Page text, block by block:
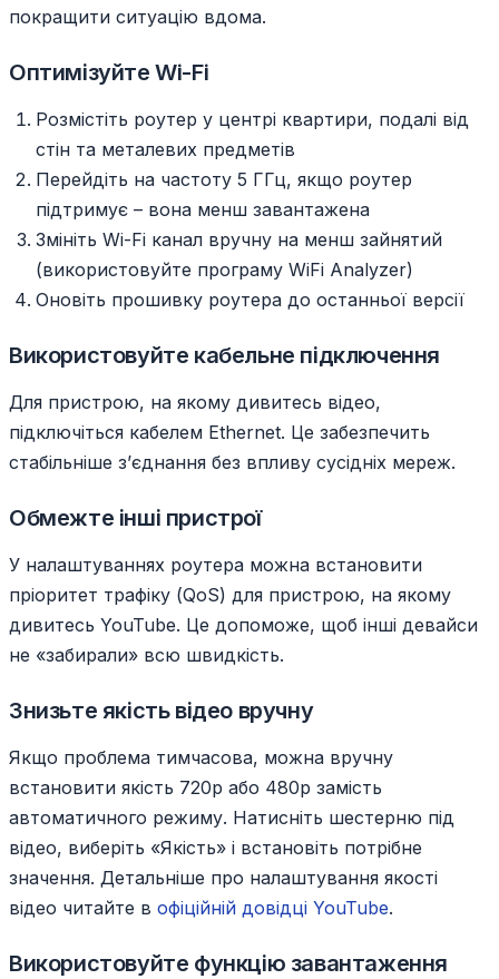
покращити ситуацію вдома.
Оптимізуйте Wi-Fi
Розмістіть роутер у центрі квартири, подалі від
стін та металевих предметів
Перейдіть на частоту 5 ГГц, якщо роутер
підтримує – вона менш завантажена
Змініть Wi-Fi канал вручну на менш зайнятий
(використовуйте програму WiFi Analyzer)
Оновіть прошивку роутера до останньої версії
Використовуйте кабельне підключення
Для пристрою, на якому дивитесь відео,
підключіться кабелем Ethernet. Це забезпечить
стабільніше зʼєднання без впливу сусідніх мереж.
Обмежте інші пристрої
У налаштуваннях роутера можна встановити
пріоритет трафіку (QoS) для пристрою, на якому
дивитесь YouTube. Це допоможе, щоб інші девайси
не «забирали» всю швидкість.
Знизьте якість відео вручну
Якщо проблема тимчасова, можна вручну
встановити якість 720p або 480p замість
автоматичного режиму. Натисніть шестерню під
відео, виберіть «Якість» і встановіть потрібне
значення. Детальніше про налаштування якості
відео читайте в офіційній довідці YouTube.
Використовуйте функцію завантаження